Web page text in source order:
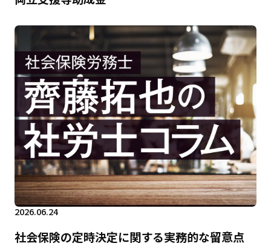
2026.06.24
社会保険の定時決定に関する実務的な留意点